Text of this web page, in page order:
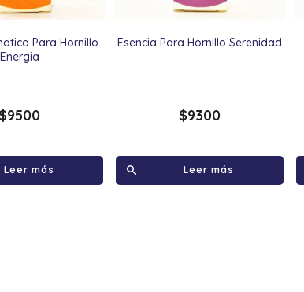
Para Hornillo
Energia
$9500
Leer más
Esencia Para Hornillo Serenidad
$9300
Leer más